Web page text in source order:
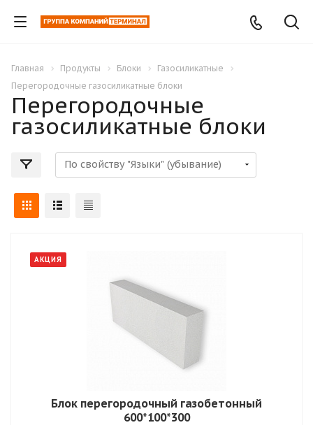
Главная Продукты Блоки
Газосиликатные
Перегородочные газосиликатные блоки
Перегородочные
газосиликатные блоки
АКЦИЯ
Блок перегородочный газобетонный
600*100*300